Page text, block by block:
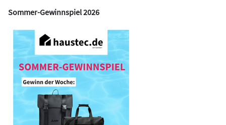
Sommer-Gewinnspiel 2026